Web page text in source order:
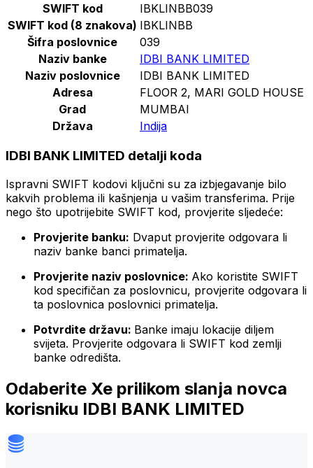
SWIFT kod
IBKLINBB039
SWIFT kod (8 znakova) IBKLINBB
Šifra poslovnice
039
Naziv banke
IDBI BANK LIMITED
Naziv poslovnice
IDBI BANK LIMITED
Adresa
FLOOR 2, MARI GOLD HOUSE
Grad
MUMBAI
Država
Indija
IDBI BANK LIMITED detalji koda
Ispravni SWIFT kodovi ključni su za izbjegavanje bilo
kakvih problema ili kašnjenja u vašim transferima. Prije
nego što upotrijebite SWIFT kod, provjerite sljedeće:
Provjerite banku: Dvaput provjerite odgovara li
naziv banke banci primatelja.
Provjerite naziv poslovnice: Ako koristite SWIFT
kod specifičan za poslovnicu, provjerite odgovara li
ta poslovnica poslovnici primatelja.
Potvrdite državu: Banke imaju lokacije diljem
svijeta. Provjerite odgovara li SWIFT kod zemlji
banke odredišta.
Odaberite Xe prilikom slanja novca
korisniku IDBI BANK LIMITED